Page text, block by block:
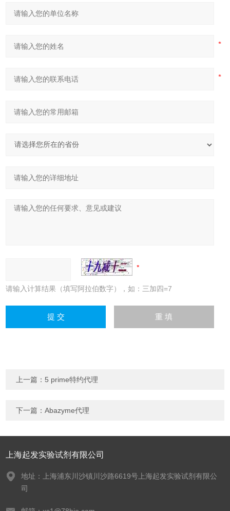
请输入计算结果（填写阿拉伯数字），如：三加四=7
上一篇： 5 prime特约代理
下一篇：Abazyme代理
上海起发实验试剂有限公司
地址：上海浦东川沙镇川沙路6619号上海起发实验试剂有限公
司